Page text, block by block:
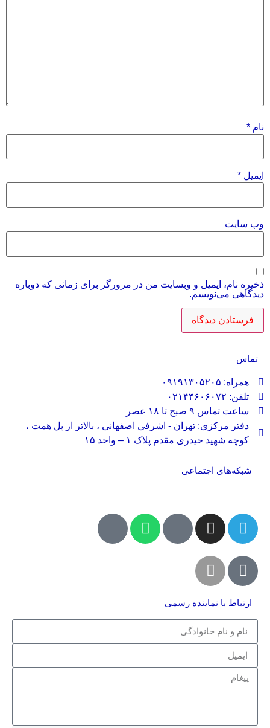
نام *
ایمیل *
وب‌ سایت
ذخیره نام، ایمیل و وبسایت من در مرورگر برای زمانی که دوباره
دیدگاهی می‌نویسم.
تماس
همراه: ۰۹۱۹۱۳۰۵۲۰۵
تلفن: ۰۲۱۴۴۶۰۶۰۷۲
ساعت تماس ۹ صبح تا ۱۸ عصر
دفتر مرکزی: تهران - اشرفی اصفهانی ، بالاتر از پل همت ،
کوچه شهید حیدری مقدم پلاک ۱ – واحد ۱۵
شبکه‌های اجتماعی
ارتباط با نماینده رسمی